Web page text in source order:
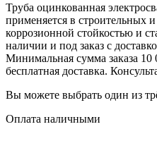
Труба оцинкованная
применяется в строительных
коррозионной стойкостью и
наличии и под заказ с
Минимальная сумма заказа
бесплатная доставка.
Вы можете выбрать один из
Оплата наличными